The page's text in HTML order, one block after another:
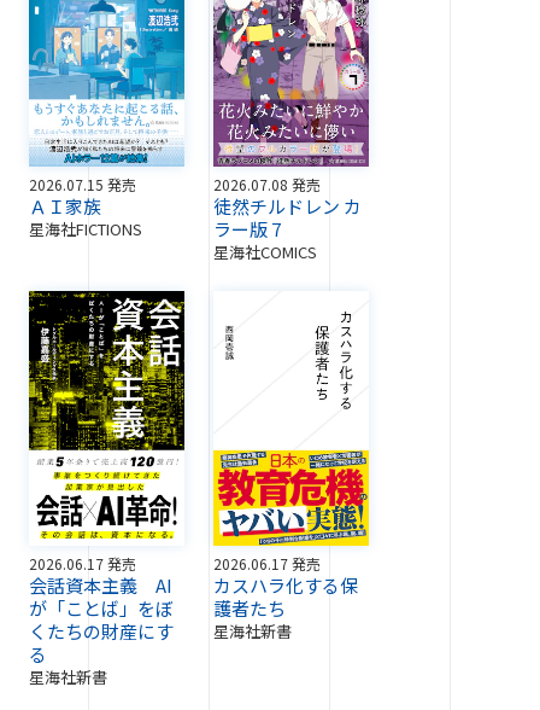
2026.07.15 発売
ＡＩ家族
星海社FICTIONS
2026.07.08 発売
徒然チルドレン カ
ラー版 7
星海社COMICS
2026.06.17 発売
会話資本主義 AI
が「ことば」をぼ
くたちの財産にす
る
星海社新書
2026.06.17 発売
カスハラ化する保
護者たち
星海社新書